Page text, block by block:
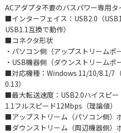
ACアダプタ不要のバスパワー専用タ
■インターフェイス：USB2.0（
USB1.1互換で動作）
■コネクタ形状
・パソコン側（アップストリームポ
・USB機器側（ダウンストリーム
■対応機種：Windows 11/10/8.1/7
0.13）
■最大転送速度：USB2.0ハイスピ
1.1フルスピード12Mbps（理論値）
■アップストリーム（パソコン側）
■ダウンストリーム（周辺機器側）